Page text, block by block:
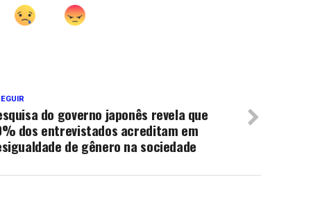
do governo japonês revela que
dos entrevistados acreditam em
de gênero na sociedade